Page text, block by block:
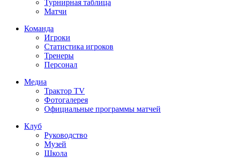
Турнирная таблица
Матчи
Команда
Игроки
Статистика игроков
Тренеры
Персонал
Медиа
Трактор TV
Фотогалерея
Официальные программы матчей
Клуб
Руководство
Музей
Школа